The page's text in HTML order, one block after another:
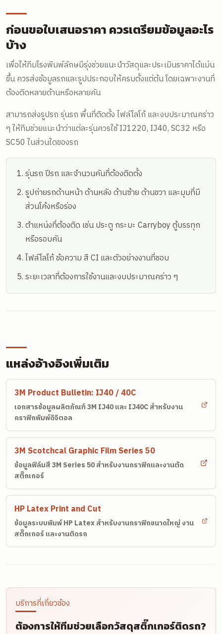
ก่อนขอใบเสนอราคา ควรเตรียมข้อมูลอะไร
บ้าง
เพื่อให้ทีมโรงพิมพ์ลักษมีรุ่งช่วยแนะนำวัสดุและประเมินราคาได้แม่น
ขึ้น ควรส่งข้อมูลรถและรูปประกอบให้ครบตั้งแต่ต้น โดยเฉพาะงานที่
ต้องติดหลายด้านหรือหลายคัน
สามารถส่งรูปรถ รุ่นรถ พื้นที่ติดตั้ง ไฟล์โลโก้ และงบประมาณคร่าว
ๆ ให้ทีมช่วยแนะนำว่าแต่ละรุ่นควรใช้ IJ1220, IJ40, SC32 หรือ
SC50 ในส่วนใดของรถ
รุ่นรถ ปีรถ และจำนวนคันที่ต้องติดตั้ง
รูปถ่ายรถด้านหน้า ด้านหลัง ด้านซ้าย ด้านขวา และมุมที่มี
ส่วนโค้งหรือร่อง
ตำแหน่งที่ต้องติด เช่น ประตู กระบะ Carryboy ตู้บรรทุก
หรือรอบคัน
ไฟล์โลโก้ ข้อความ สี CI และตัวอย่างงานที่ชอบ
ระยะเวลาที่ต้องการใช้งานและงบประมาณคร่าว ๆ
แหล่งอ้างอิงเพิ่มเติม
3M Product Bulletin: IJ40 / 40C
เอกสารข้อมูลผลิตภัณฑ์ 3M IJ40 และ IJ40C สำหรับงาน
กราฟิกพิมพ์ดิจิตอล
3M Scotchcal Graphic Film Series 50
ข้อมูลฟิล์มสี 3M Series 50 สำหรับงานกราฟิกและงานตัด
สติ๊กเกอร์
HP Latex Print and Cut
ข้อมูลระบบพิมพ์ HP Latex สำหรับงานกราฟิกขนาดใหญ่ งาน
สติ๊กเกอร์ และงานติดรถ
บริการที่เกี่ยวข้อง
ต้องการให้ทีมช่วยเลือกวัสดุสติ๊กเกอร์ติดรถ?